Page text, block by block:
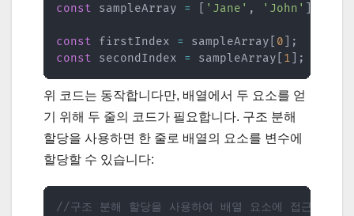
const sampleArray = 'Jane' , 'John'
const firstIndex = sampleArray 0
;
const secondIndex = sampleArray 1 ;
위 코드는 동작합니다만, 배열에서 두 요소를 얻
기 위해 두 줄의 코드가 필요합니다. 구조 분해
할당을 사용하면 한 줄로 배열의 요소를 변수에
할당할 수 있습니다:
//구조 분해 할당을 사용하여 배열 요소에 접근